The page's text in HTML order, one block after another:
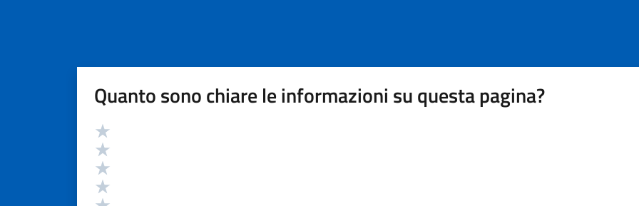
Quanto sono chiare le informazioni su questa pagina?
Valutazione